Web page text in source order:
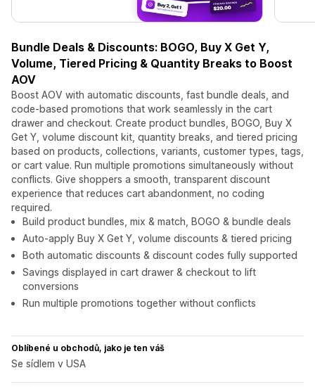
Bundle Deals & Discounts: BOGO, Buy X Get Y,
Volume, Tiered Pricing & Quantity Breaks to Boost
AOV
Boost AOV with automatic discounts, fast bundle deals, and
code-based promotions that work seamlessly in the cart
drawer and checkout. Create product bundles, BOGO, Buy X
Get Y, volume discount kit, quantity breaks, and tiered pricing
based on products, collections, variants, customer types, tags,
or cart value. Run multiple promotions simultaneously without
conflicts. Give shoppers a smooth, transparent discount
experience that reduces cart abandonment, no coding
required.
Build product bundles, mix & match, BOGO & bundle deals
Auto-apply Buy X Get Y, volume discounts & tiered pricing
Both automatic discounts & discount codes fully supported
Savings displayed in cart drawer & checkout to lift
conversions
Run multiple promotions together without conflicts
Oblíbené u obchodů, jako je ten váš
Se sídlem v USA